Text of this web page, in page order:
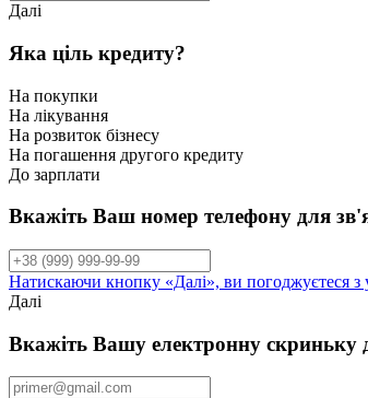
Далі
Яка ціль кредиту?
На покупки
На лікування
На розвиток бізнесу
На погашення другого кредиту
До зарплати
Вкажіть Ваш номер телефону для
Натискаючи кнопку «Далі», ви погоджуєтеся
Далі
Вкажіть Вашу електронну скриньку